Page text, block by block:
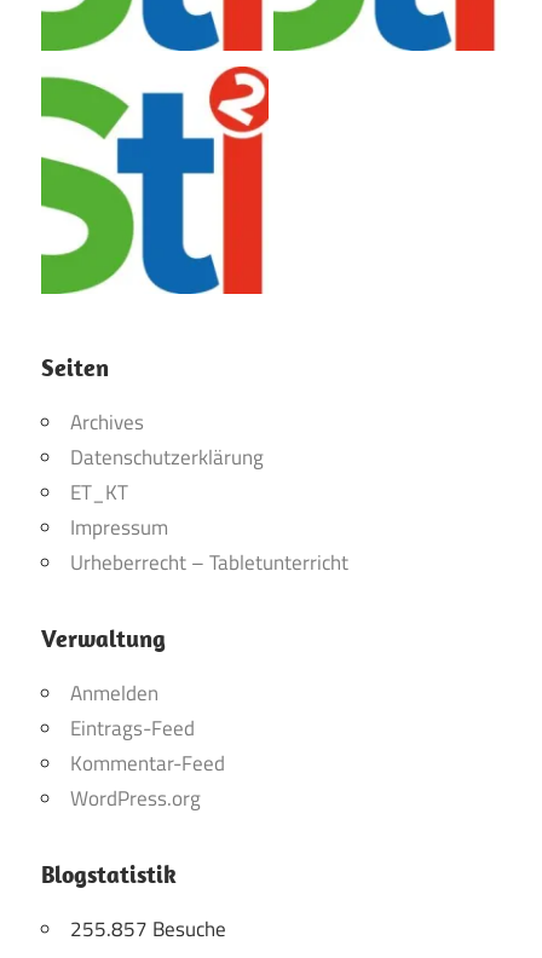
Seiten
Archives
Datenschutzerklärung
ET_KT
Impressum
Urheberrecht – Tabletunterricht
Verwaltung
Anmelden
Eintrags-Feed
Kommentar-Feed
WordPress.org
Blogstatistik
255.857 Besuche